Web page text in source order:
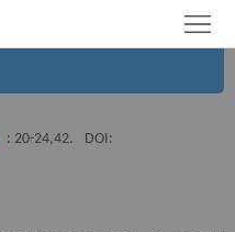
: 20-24,42.
DOI: